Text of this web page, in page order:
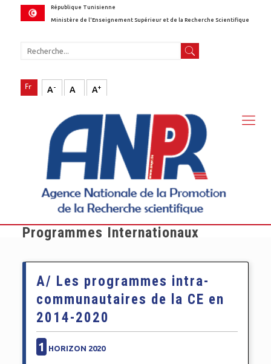
République Tunisienne
Ministère de l'Enseignement Supérieur et de la Recherche Scientifique
A- A A+
Programmes Internationaux
A/ Les programmes intra-
communautaires de la CE en
2014-2020
1 HORIZON 2020